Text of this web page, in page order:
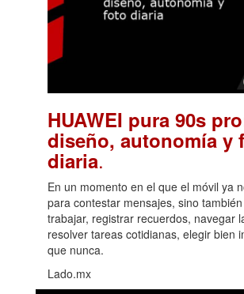
HUAWEI pura 90s
diseño, autonomía y
diaria.
En un momento en el que el móvil ya
para contestar mensajes, sino
trabajar, registrar recuerdos, navegar
resolver tareas cotidianas, elegir bien
que nunca.
Lado.mx